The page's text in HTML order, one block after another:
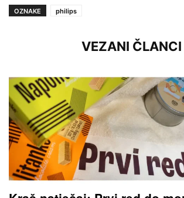
OZNAKE philips
VEZANI ČLANCI